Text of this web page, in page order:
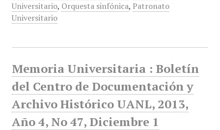
Universitario, Orquesta sinfónica, Patronato
Universitario
Memoria Universitaria : Boletín
del Centro de Documentación y
Archivo Histórico UANL, 2013,
Año 4, No 47, Diciembre 1